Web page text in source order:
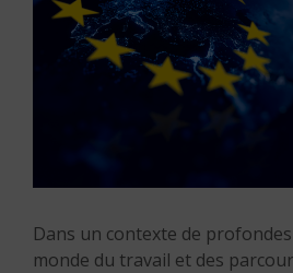
Dans un contexte de
monde du travail et des